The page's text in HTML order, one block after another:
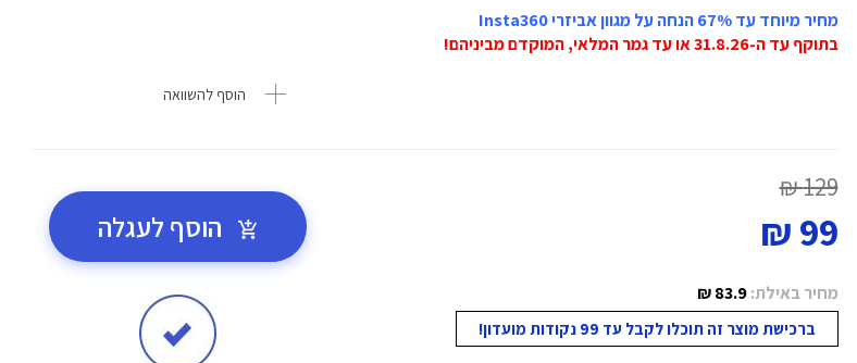
מחיר מיוחד עד 67% הנחה על מגוון אביזרי Insta360
בתוקף עד ה-31.8.26 או עד גמר המלאי, המוקדם מביניהם!
הוסף להשוואה
129 ₪
99 ₪
מחיר באילת:83.9 ₪
ברכישת מוצר זה תוכלו לקבל עד 99 נקודות מועדון!
הוסף לעגלה